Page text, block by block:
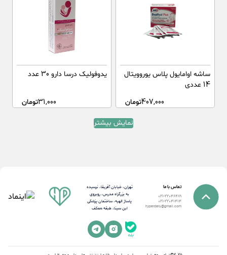
ساشه اوامایول پلاس یوروویتال
14 عددی
407,000تومان
یدوفولیک درسا دارو 30 عدد
31,000تومان
نمایش بیشتر
تماس با ما
021-22046489
021-22041414
hyperdaru@gmail.com
تهران، خیابان آفریقا، نرسیده
به بزرگراه مدرس، روبروی
پاساژ الهیه، ساختمان پزشکی
ابن سینا، طبقه همکف